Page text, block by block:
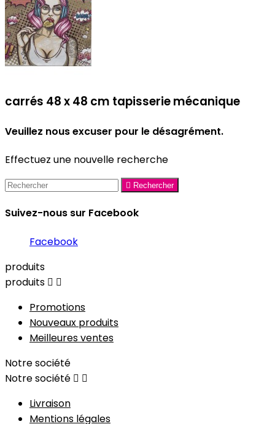
carrés 48 x 48 cm tapisserie mécanique
Veuillez nous excuser pour le désagrément.
Effectuez une nouvelle recherche
 Rechercher
Suivez-nous sur Facebook
Facebook
produits
produits  
Promotions
Nouveaux produits
Meilleures ventes
Notre société
Notre société  
Livraison
Mentions légales